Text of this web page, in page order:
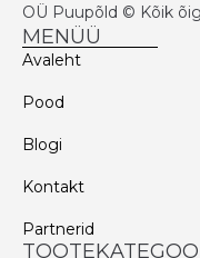
OÜ Puupõld © Kõik
MENÜÜ
Avaleht
Pood
Blogi
Kontakt
Partnerid